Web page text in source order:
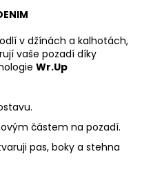
v džínách a kalhotách,
vaše pozadí díky
Wr.Up
částem na pozadí.
pas, boky a stehna